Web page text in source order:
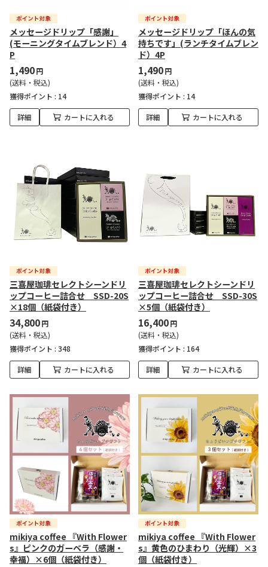
メッセージドリップ「感謝」
(モーニングタイムブレンド）4
P
1,490円
(送料・税込)
獲得ポイント : 14
詳細 カートに入れる
メッセージドリップ「ほんの気
持ちです」(ランチタイムブレン
ド）4P
1,490円
(送料・税込)
獲得ポイント : 14
詳細 カートに入れる
三喜屋珈琲セレクトシーンドリ
ップコーヒー詰合せ SSD-20S
×18個（紙袋付き）
34,800円
(送料・税込)
獲得ポイント : 348
詳細 カートに入れる
三喜屋珈琲セレクトシーンドリ
ップコーヒー詰合せ SSD-30S
×5個（紙袋付き）
16,400円
(送料・税込)
獲得ポイント : 164
詳細 カートに入れる
mikiya coffee 『With Flower
s』ピンクのガーベラ（感謝・
幸福）×6個（紙袋付き）
mikiya coffee 『With Flower
s』黄色のひまわり（光輝）×3
個（紙袋付き）